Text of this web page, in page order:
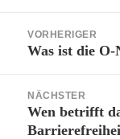
VORHERIGER
Vorheriger
Was ist die
NÄCHSTER
Nächster
Beitrag:
Wen betrifft